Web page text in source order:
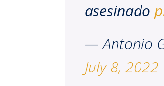
asesinado
— Antonio
July 8, 2022